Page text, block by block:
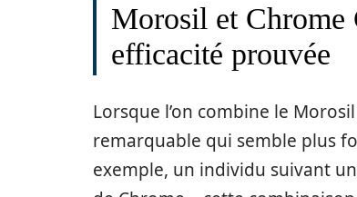
Morosil et Chrome
efficacité prouvée
Lorsque l’on combine le
remarquable qui semble plus
exemple, un individu suivant